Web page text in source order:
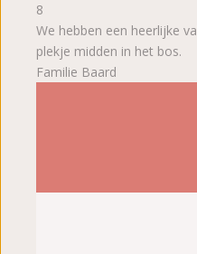
8
We hebben een heerlijke
plekje midden in het bos.
Familie Baard